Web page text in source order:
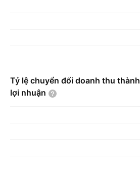
Tỷ lệ chuyển đổi doanh thu thành
lợi nhuận